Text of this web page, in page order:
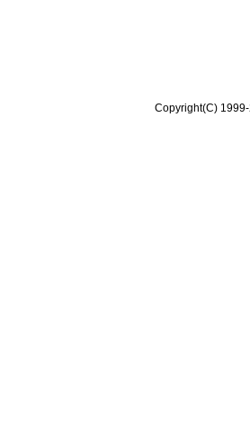
Copyright(C)